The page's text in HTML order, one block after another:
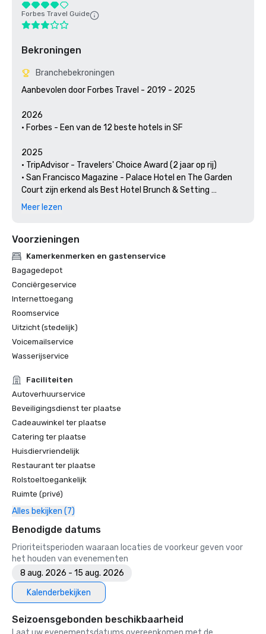
Forbes Travel Guide
Bekroningen
Branchebekroningen
Aanbevolen door Forbes Travel - 2019 - 2025
2026
• Forbes - Een van de 12 beste hotels in SF
2025
• TripAdvisor - Travelers' Choice Award (2 jaar op rij)
• San Francisco Magazine - Palace Hotel en The Garden
Court zijn erkend als Best Hotel Brunch & Setting
• Hospitality Net - De 27 beste plaatsen om minstens één
een kunst- en cultuurliefhebber
• Lokale uitjes - De conciërge van The Palace Hotel belicht
• Haute Living San Francisco - Het Palace Hotel in San
Francisco bestaat 150 jaar
2024
• Reizen + vrije tijd - Beste hotels in SF - Hotel met de
beste voorzieningen
• Reisgids Forbes — 1 van de 15 hotels met onvergetelijke
• SF Gate — Het beste van de Bay Area — 5 beste hotels
• OpenTable — Een van de 12 mooiste restaurants in SF
• Bestemming die ik doe — Een van de 6 beste LGBTQ+-
trouwbestemmingen in de VS (toplijst)
• Insidehook — Beste hotelbar in SF
• SF Travel — Best beoordeelde luxe hotels in SF
• Timeout — Een van de beste luxe hotels in SF
2023
• Tijdschrift voor reizen en vrije tijd - Beste hotel in SF
Meer lezen
Voorzieningen
Kamerkenmerken en gastenservice
Bagagedepot
Conciërgeservice
Internettoegang
Roomservice
Uitzicht (stedelijk)
Voicemailservice
Wasserijservice
Faciliteiten
Autoverhuurservice
Beveiligingsdienst ter plaatse
Cadeauwinkel ter plaatse
Catering ter plaatse
Huisdiervriendelijk
Restaurant ter plaatse
Rolstoeltoegankelijk
Ruimte (privé)
Alles bekijken (7)
Benodigde datums
Prioriteitsperioden waaraan locaties de voorkeur geven voor
het houden van evenementen
8 aug. 2026 - 15 aug. 2026
Kalenderbekijken
Seizoensgebonden beschikbaarheid